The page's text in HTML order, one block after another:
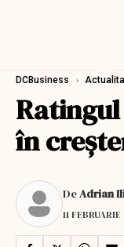
DCBusiness ›
în
DeAdrian
11